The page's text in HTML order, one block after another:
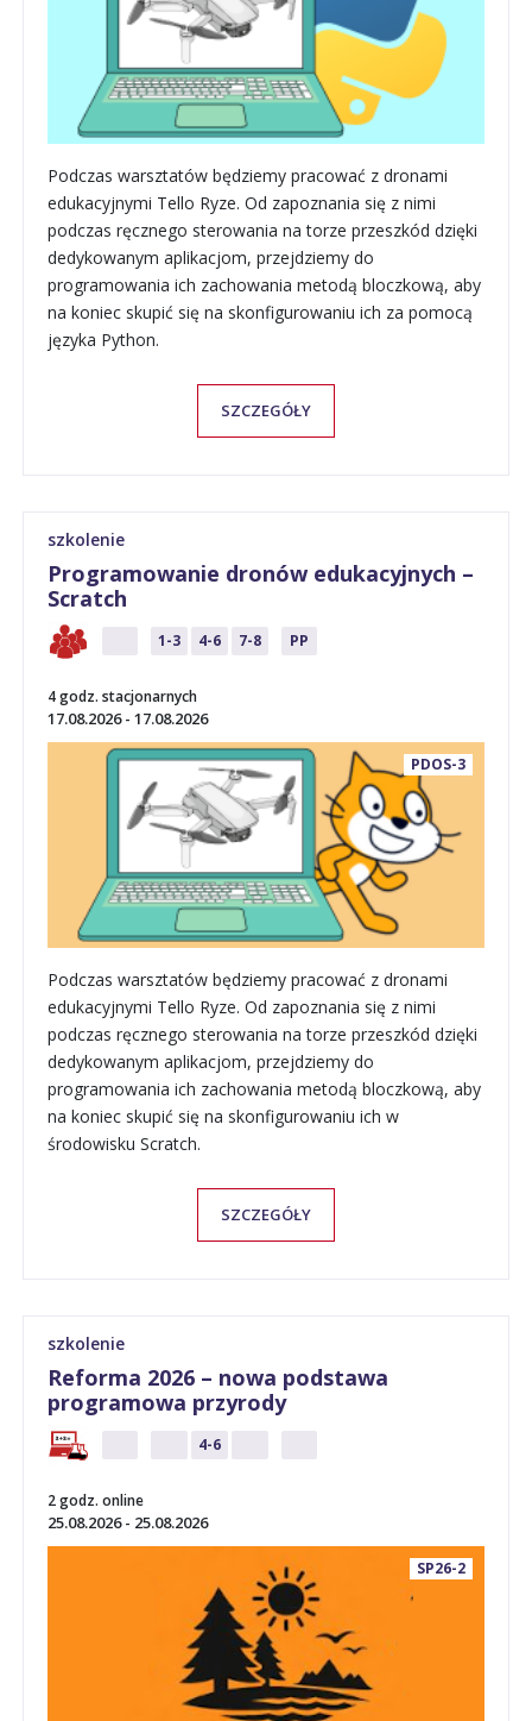
Podczas warsztatów będziemy pracować z dronami
edukacyjnymi Tello Ryze. Od zapoznania się z nimi
podczas ręcznego sterowania na torze przeszkód dzięki
dedykowanym aplikacjom, przejdziemy do
programowania ich zachowania metodą bloczkową, aby
na koniec skupić się na skonfigurowaniu ich za pomocą
języka Python.
SZCZEGÓŁY
szkolenie
Programowanie dronów edukacyjnych –
Scratch
1-3 4-6 7-8 PP
4 godz. stacjonarnych
17.08.2026 - 17.08.2026
PDOS-3
Podczas warsztatów będziemy pracować z dronami
edukacyjnymi Tello Ryze. Od zapoznania się z nimi
podczas ręcznego sterowania na torze przeszkód dzięki
dedykowanym aplikacjom, przejdziemy do
programowania ich zachowania metodą bloczkową, aby
na koniec skupić się na skonfigurowaniu ich w
środowisku Scratch.
SZCZEGÓŁY
szkolenie
Reforma 2026 – nowa podstawa
programowa przyrody
4-6
2 godz. online
25.08.2026 - 25.08.2026
SP26-2